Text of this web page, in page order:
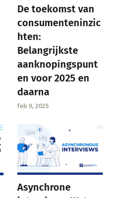
De toekomst van
consumenteninzic
hten:
Belangrijkste
aanknopingspunt
en voor 2025 en
daarna
feb 9, 2025
Asynchrone